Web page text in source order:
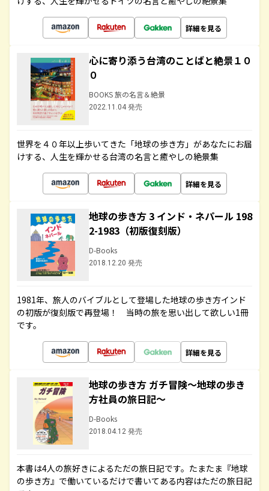
詳細を見る
心に寄り添う台湾のことばと絶景１０
０
BOOKS 旅の名言＆絶景
2022.11.04 発売
世界を４０年以上歩いてきた「地球の歩き方」があなたにお届
けする、人生を輝かせる台湾の名言と癒やしの絶景集
詳細を見る
地球の歩き方 3 インド・ネパール 198
2-1983（初版復刻版）
D-Books
2018.12.20 発売
1981年、旅人のバイブルとして登場した地球の歩き方インド
の初版が復刻版で再登場！ 当時の旅を思い出して欲しい1冊
です。
詳細を見る
地球の歩き方 ガチ冒険～地球の歩き
方社員の旅日記～
D-Books
2018.04.12 発売
本書は4人の旅好きによるただの旅日記です。たまたま『地球
の歩き方』で働いているだけで書いてある内容はただの旅日記